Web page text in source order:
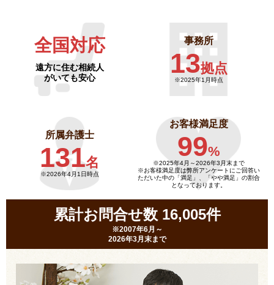
全国対応
遠方に住む相続人
がいても安心
事務所
13拠点
※2025年1月時点
所属弁護士
131名
※2026年4月1日時点
お客様満足度
99%
※2025年4月～2026年3月末まで
※お客様満足度は弊所アンケートにご回答い
ただいた中の「満足」、「やや満足」の割合
となっております。
累計お問合せ数 16,005件
※2007年6月～
2026年3月末まで